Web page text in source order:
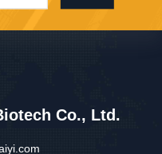
Co., Ltd.